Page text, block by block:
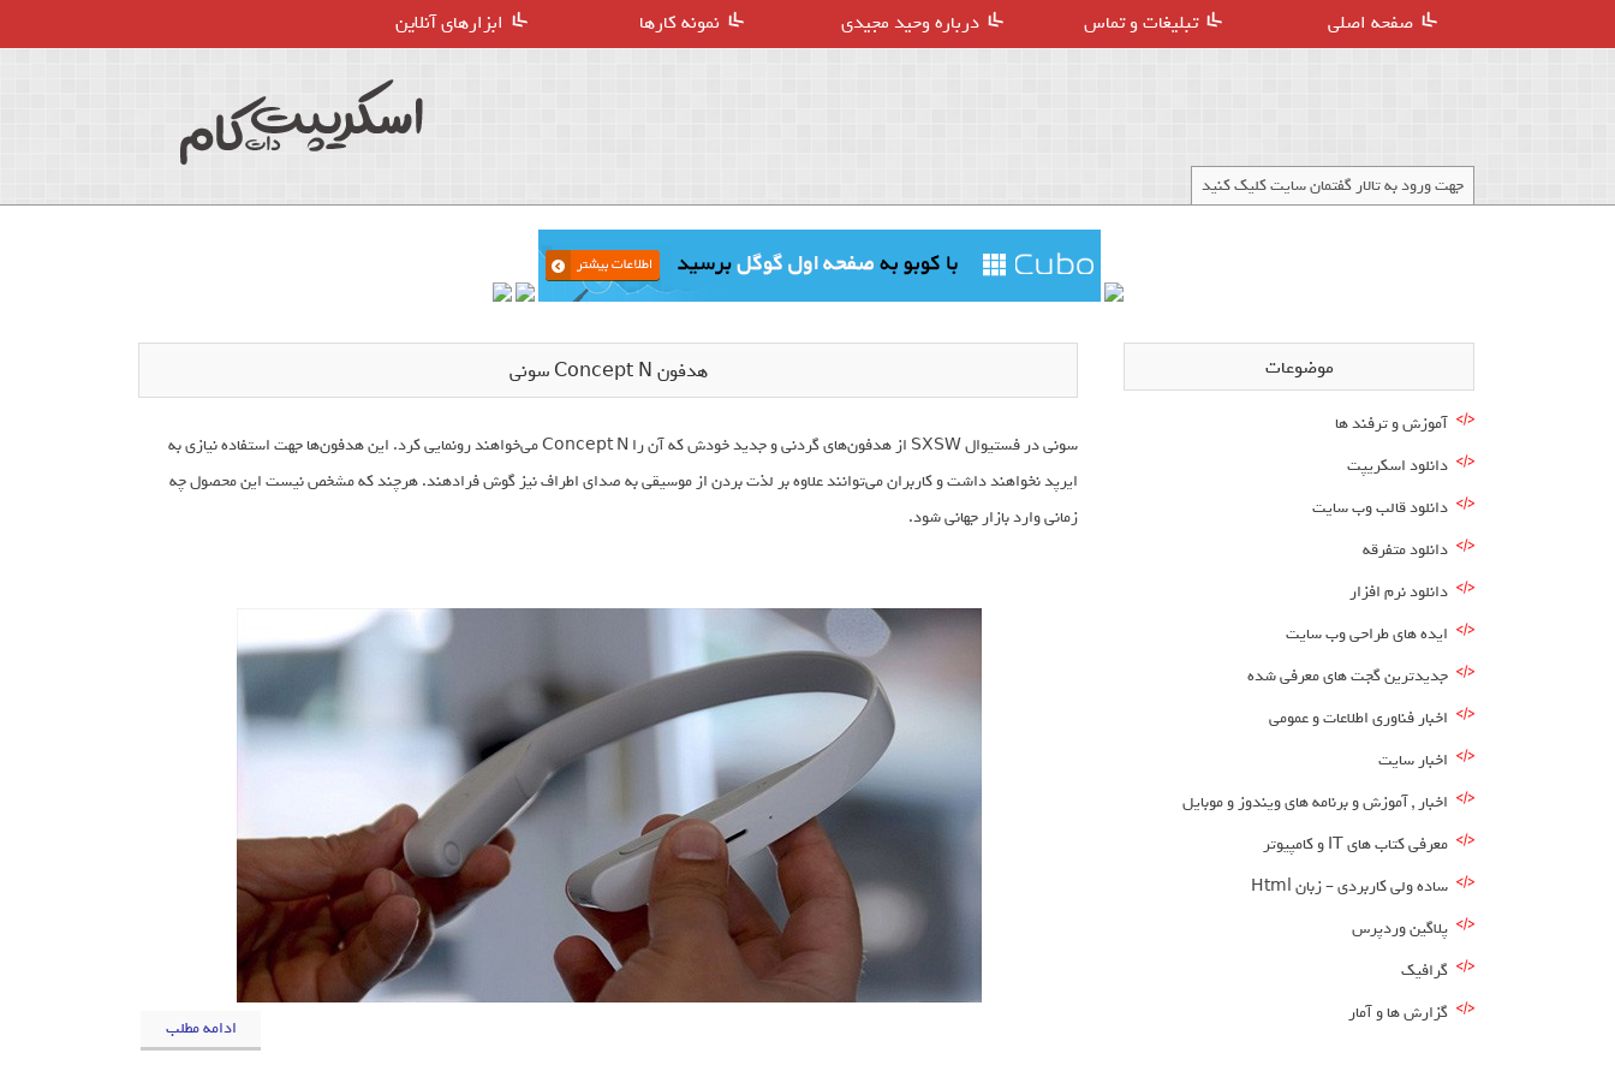
صفحه اصلی تبلیغات و تماس درباره وحید مجیدی نمونه کارها ابزارهای آنلاین
جهت ورود به تالار گفتمان سایت کلیک کنید
هدفون Concept N سونی
سونی در فستیوال SXSW از هدفون‌های گردنی و جدید خودش که آن را Concept N می‌خواهند رونمایی کرد. این هدفون‌ها جهت استفاده نیازی به
ایرپد نخواهند داشت و کاربران می‌توانند علاوه بر لذت بردن از موسیقی به صدای اطراف نیز گوش فرادهند. هرچند که مشخص نیست این محصول چه
زمانی وارد بازار جهانی شود.
ادامه مطلب
موضوعات
آموزش و ترفند ها
دانلود اسکریپت
دانلود قالب وب سایت
دانلود متفرقه
دانلود نرم افزار
ایده های طراحی وب سایت
جدیدترین گجت های معرفی شده
اخبار فناوری اطلاعات و عمومی
اخبار سایت
اخبار , آموزش و برنامه های ویندوز و موبایل
معرفی کتاب های IT و کامپیوتر
ساده ولی کاربردی – زبان Html
پلاگین وردپرس
گرافیک
گزارش ها و آمار